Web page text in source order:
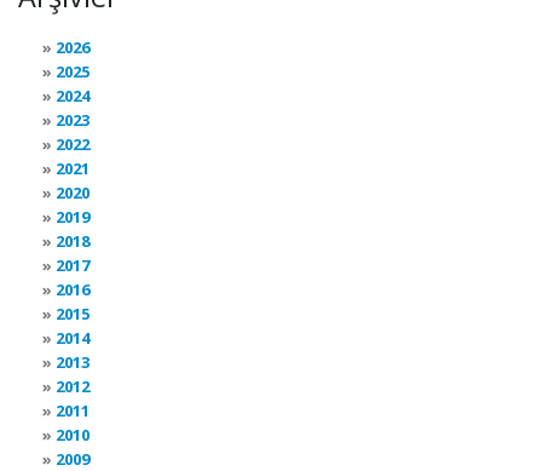
2026
2025
2024
2023
2022
2021
2020
2019
2018
2017
2016
2015
2014
2013
2012
2011
2010
2009